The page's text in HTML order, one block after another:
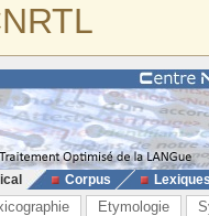
Corpus
Etymologie